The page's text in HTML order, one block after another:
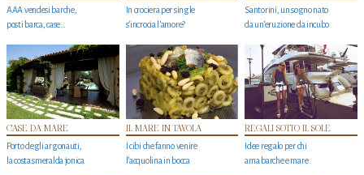
AAA vendesi barche,
posti barca, case…
In crociera per single
s'incrocia l’amore?
Santorini, un sogno nato
da un’eruzione da incubo
CASE DA MARE
Porto degli argonauti,
la costa smeralda jonica
IL MARE IN TAVOLA
I cibi che fanno venire
l’acquolina in bocca
REGALI SOTTO IL SOLE
Idee regalo per chi
ama barche e mare